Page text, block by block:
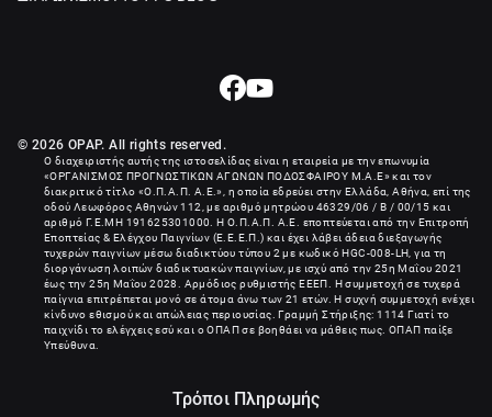
© 2026 OPAP. All rights reserved.
Ο διαχειριστής αυτής της ιστοσελίδας είναι η εταιρεία με την επωνυμία
«ΟΡΓΑΝΙΣΜΟΣ ΠΡΟΓΝΩΣΤΙΚΩΝ ΑΓΩΝΩΝ ΠΟΔΟΣΦΑΙΡΟΥ Μ.Α.Ε» και τον
διακριτικό τίτλο «Ο.Π.Α.Π. Α.Ε.», η οποία εδρεύει στην Ελλάδα, Αθήνα, επί της
οδού Λεωφόρος Αθηνών 112, με αριθμό μητρώου 46329/06 / B / 00/15 και
αριθμό Γ.Ε.ΜΗ 191625301000
. Η Ο.Π.Α.Π. Α.Ε. εποπτεύεται από την Επιτροπή
Εποπτείας & Ελέγχου Παιγνίων (Ε.Ε.Ε.Π.) και έχει λάβει άδεια διεξαγωγής
τυχερών παιγνίων μέσω διαδικτύου τύπου 2 με κωδικό HGC-008-LH, για τη
διοργάνωση λοιπών διαδικτυακών παιγνίων, με ισχύ από την 25η Μαΐου 2021
έως την 25η Μαΐου 2028. Αρμόδιος ρυθμιστής ΕΕΕΠ. Η συμμετοχή σε τυχερά
παίγνια επιτρέπεται μονό σε άτομα άνω των 21 ετών. Η συχνή συμμετοχή ενέχει
κίνδυνο εθισμού και απώλειας περιουσίας. Γραμμή Στήριξης: 1114 Γιατί το
παιχνίδι το ελέγχεις εσύ και ο ΟΠΑΠ σε βοηθάει να μάθεις πως. ΟΠΑΠ παίξε
Υπεύθυνα.
Τρόποι Πληρωμής